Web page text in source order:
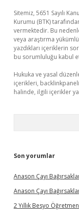
Sitemiz, 5651 Sayılı
Kurumu (BTK)
vermektedir. Bu
veya araştırma
yazdıkları içeriklerin
bu sorumluluğu kabul
Hukuka ve yasal
içerikleri,
halinde, ilgili içerikler
Son yorumlar
Anason Çayı
Anason Çayı
2 Yıllık Besyo